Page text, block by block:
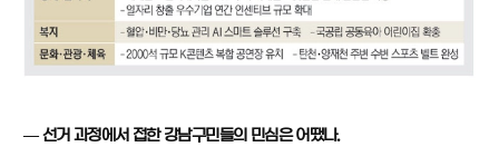
― 선거 과정에서 접한 강남구민들의 민심은 어땠나.